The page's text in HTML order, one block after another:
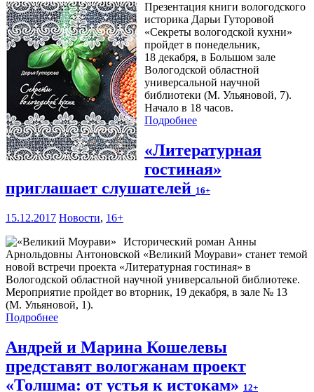
Презентация книги вологодского
историка Дарьи Гуторовой
«Секреты вологодской кухни»
пройдет в понедельник,
18 декабря, в Большом зале
Вологодской областной
универсальной научной
библиотеки (М. Ульяновой, 7).
Начало в 18 часов.
Подробнее
«Литературная
гостиная»
приглашает слушателей 16+
15.12.2017 Новости, 16+
Исторический роман Анны
Арнольдовны Антоновской «Великий Моурави» станет темой
новой встречи проекта «Литературная гостиная» в
Вологодской областной научной универсальной библиотеке.
Мероприятие пройдет во вторник, 19 декабря, в зале № 13
(М. Ульяновой, 1).
Подробнее
Андрей и Марина Кошелевы
представят вологжанам проект
«Толшма: от устья к истокам» 12+